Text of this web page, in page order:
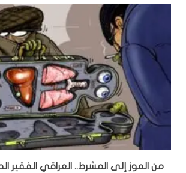
من العوز إلى المشرط.. العراقي الفقير